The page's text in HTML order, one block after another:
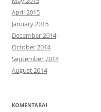
April 2015
January 2015
December 2014
October 2014
September 2014
August 2014
KOMENTARAI